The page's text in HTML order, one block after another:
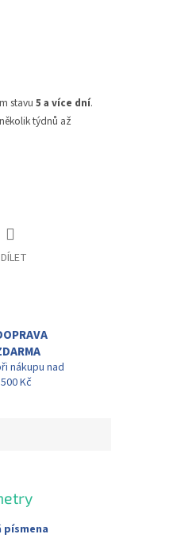
stavu 5 a více dní.
týdnů až
nákupu nad
Kč
písmena